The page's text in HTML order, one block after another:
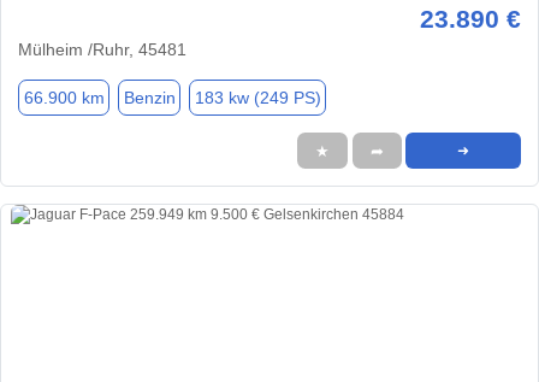
23.890 €
Mülheim /Ruhr, 45481
66.900 km Benzin 183 kw (249 PS)
★ ➦ ➜